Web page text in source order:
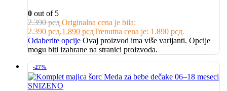
0 out of 5
2.390рсд Originalna cena je bila:
2.390 рсд.1.890 рсдTrenutna cena je: 1.890 рсд.
Odaberite opcije Ovaj proizvod ima više varijanti. Opcije
mogu biti izabrane na stranici proizvoda.
-27%
SNIZENO